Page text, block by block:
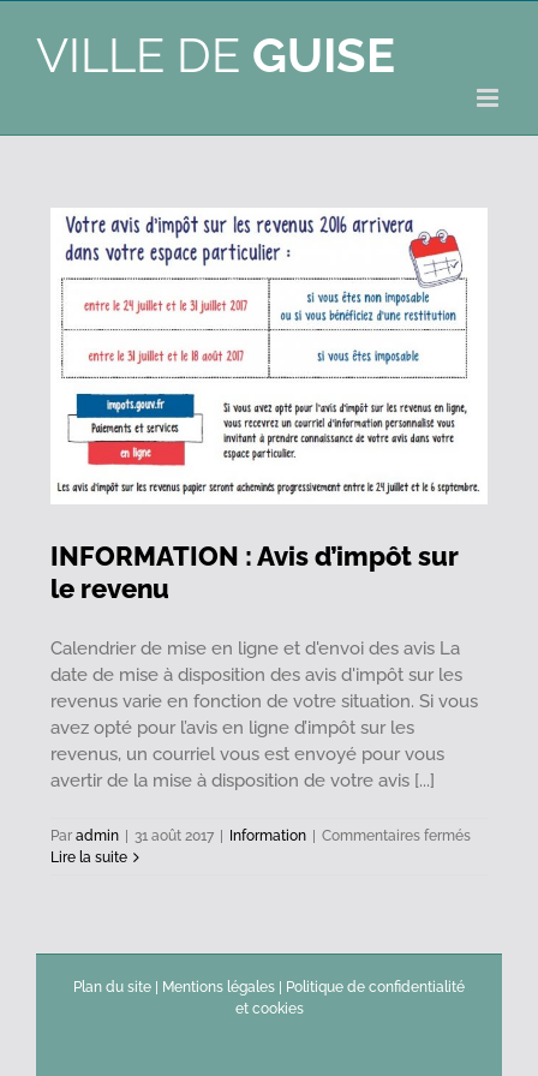
VILLE DE GUISE
INFORMATION : Avis d’impôt sur
le revenu
Calendrier de mise en ligne et d'envoi des avis La
date de mise à disposition des avis d'impôt sur les
revenus varie en fonction de votre situation. Si vous
avez opté pour l’avis en ligne d’impôt sur les
revenus, un courriel vous est envoyé pour vous
avertir de la mise à disposition de votre avis [...]
Par admin | 31 août 2017 | Information | Commentaires ferméssur
Lire la suite
Plan du site | Mentions légales | Politique de confidentialité
et cookies